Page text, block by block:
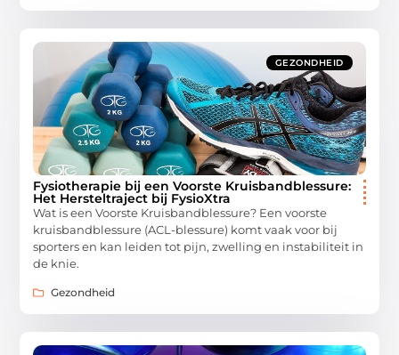
GEZONDHEID
Fysiotherapie bij een Voorste Kruisbandblessure:
Het Hersteltraject bij FysioXtra
Wat is een Voorste Kruisbandblessure? Een voorste
kruisbandblessure (ACL-blessure) komt vaak voor bij
sporters en kan leiden tot pijn, zwelling en instabiliteit in
de knie.
Gezondheid